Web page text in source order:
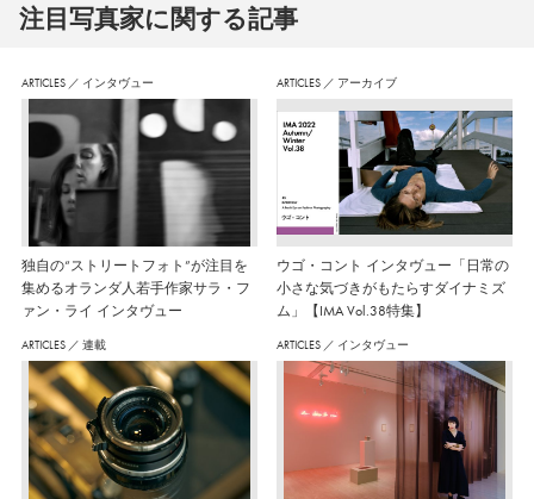
注⽬写真家に関する記事
ARTICLES ／ インタヴュー
独自の“ストリートフォト”が注目を
集めるオランダ人若手作家サラ・フ
ァン・ライ インタヴュー
ARTICLES ／ アーカイブ
ウゴ・コント インタヴュー「日常の
小さな気づきがもたらすダイナミズ
ム」【IMA Vol.38特集】
ARTICLES ／ 連載 ARTICLES ／ インタヴュー